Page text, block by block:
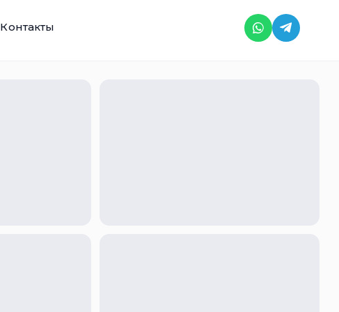
Контакты